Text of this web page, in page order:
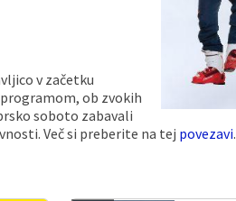
v začetku
ob zvokih
soboto zabavali
Več si preberite na tej povezavi.